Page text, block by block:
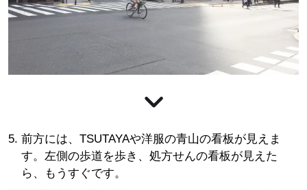
前方には、TSUTAYAや洋服の青山の看板が見えま
す。左側の歩道を歩き、処方せんの看板が見えた
ら、もうすぐです。